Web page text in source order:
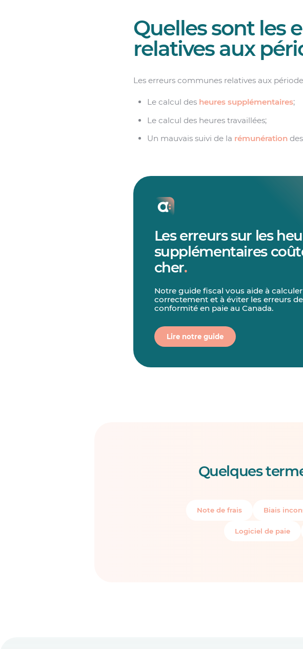
Quelles sont les
relatives aux
Les erreurs communes relatives aux
Le calcul des heures supplémentaires;
Le calcul des heures travaillées;
Un mauvais suivi de la rémunération
Les erreurs sur les
supplémentaires
cher.
Notre guide fiscal vous aide à calculer
correctement et à éviter les erreurs de
conformité en paie au Canada.
Lire notre guide
Quelques
Note de frais Biais
Logiciel de paie